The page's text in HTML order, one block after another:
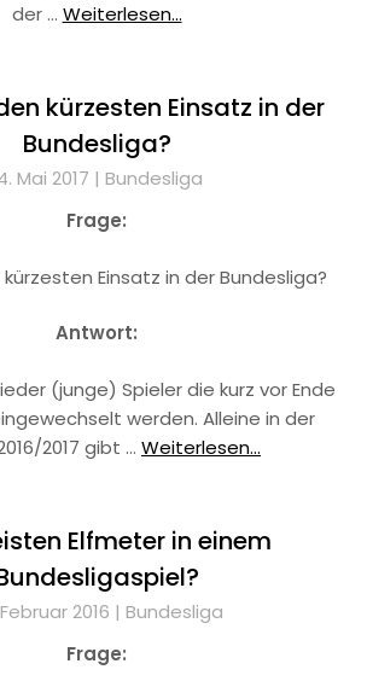
der … Weiterlesen...
kürzesten Einsatz in der
Bundesliga?
Mai 2017 | Bundesliga
Frage:
Einsatz in der Bundesliga?
Antwort:
(junge) Spieler die kurz vor Ende
werden. Alleine in der
2017 gibt … Weiterlesen...
Elfmeter in einem
2016 | Bundesliga
Frage: